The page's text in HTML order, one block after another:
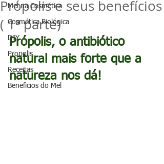
Mel na Cosmética
Cosmética Biológica
DIY
Propolis
Receitas
Beneficios do Mel
Própolis e seus benefícios
( 1ª parte)
Própolis, o antibiótico
natural mais forte que a
natureza nos dá!